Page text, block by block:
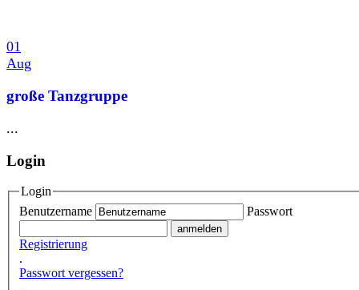
01
Aug
große Tanzgruppe
...
Login
Login
Benutzername
Passwort
Registrierung
.
Passwort vergessen?
.